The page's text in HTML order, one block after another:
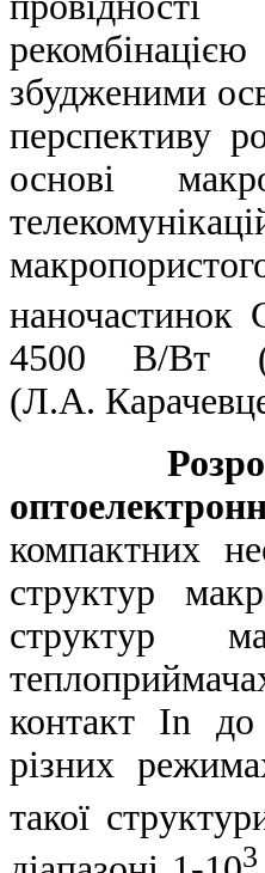
збудженими
перспективу
основі
наночастинок
4500 В/Вт
(Л.А.
компактних
структур
структур
контакт In до
різних
такої
3